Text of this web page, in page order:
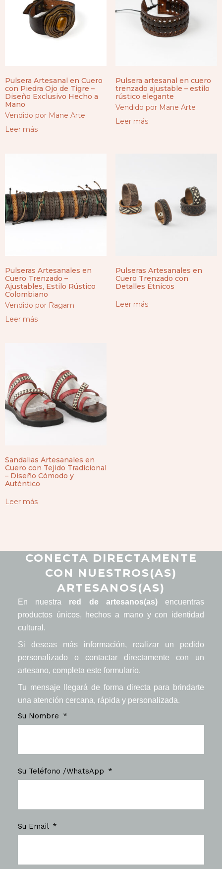
Pulsera Artesanal en Cuero
con Piedra Ojo de Tigre –
Diseño Exclusivo Hecho a
Mano
Vendido por Mane Arte
Leer más
Pulsera artesanal en cuero
trenzado ajustable – estilo
rústico elegante
Vendido por Mane Arte
Leer más
Pulseras Artesanales en
Cuero Trenzado –
Ajustables, Estilo Rústico
Colombiano
Vendido por Ragam
Leer más
Pulseras Artesanales en
Cuero Trenzado con
Detalles Étnicos
Leer más
Sandalias Artesanales en
Cuero con Tejido Tradicional
– Diseño Cómodo y
Auténtico
Leer más
CONECTA DIRECTAMENTE
CON NUESTROS(AS)
ARTESANOS(AS)
En nuestra red de artesanos(as)encuentras
productos únicos, hechos a mano y con identidad
cultural.
Si deseas más información, realizar un pedido
personalizado o contactar directamente con un
artesano, completa este formulario.
Tu mensaje llegará de forma directa para brindarte
una atención cercana, rápida y personalizada.
Su Nombre
Su Teléfono /WhatsApp
Su Email